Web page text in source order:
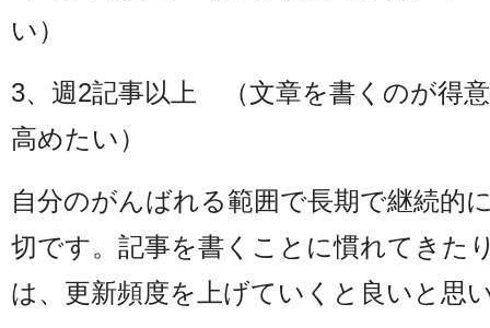
い）
3、週2記事以上 （文章を書くのが得
高めたい）
自分のがんばれる範囲で長期で継続的
切です。記事を書くことに慣れてきた
は、更新頻度を上げていくと良いと思